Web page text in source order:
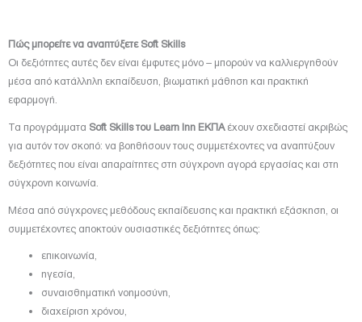
Πώς μπορείτε να αναπτύξετε Soft Skills
Οι δεξιότητες αυτές δεν είναι έμφυτες μόνο – μπορούν να καλλιεργηθούν
μέσα από κατάλληλη εκπαίδευση, βιωματική μάθηση και πρακτική
εφαρμογή.
Τα προγράμματα Soft Skills του Learn Inn ΕΚΠΑέχουν σχεδιαστεί ακριβώς
για αυτόν τον σκοπό: να βοηθήσουν τους συμμετέχοντες να αναπτύξουν
δεξιότητες που είναι απαραίτητες στη σύγχρονη αγορά εργασίας και στη
σύγχρονη κοινωνία.
Μέσα από σύγχρονες μεθόδους εκπαίδευσης και πρακτική εξάσκηση, οι
συμμετέχοντες αποκτούν ουσιαστικές δεξιότητες όπως:
επικοινωνία,
ηγεσία,
συναισθηματική νοημοσύνη,
διαχείριση χρόνου,